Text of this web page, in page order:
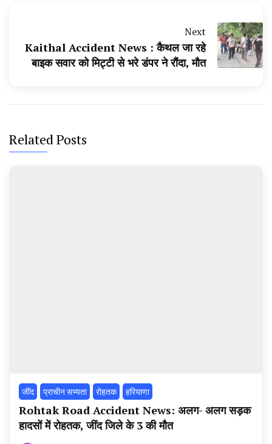
Next
Kaithal Accident News : कैथल जा रहे
बाइक सवार को मिट्टी से भरे डंपर ने रौंदा, मौत
Related Posts
‌जींद प्राचीन सभ्यता रोहतक हरियाणा
Rohtak Road Accident News: अलग- अलग सड़क
हादसों में रोहतक, जींद जिले के 3 की मौत